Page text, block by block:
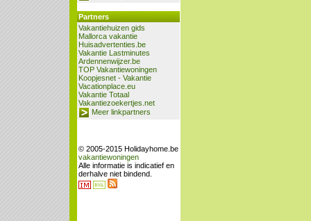
Partners
Vakantiehuizen gids
Mallorca vakantie
Huisadvertenties.be
Vakantie Lastminutes
Ardennenwijzer.be
TOP Vakantiewoningen
Koopjesnet - Vakantie
Vacationplace.eu
Vakantie Totaal
Vakantiezoekertjes.net
Meer linkpartners
© 2005-2015 Holidayhome.be
vakantiewoningen
Alle informatie is indicatief en
derhalve niet bindend.